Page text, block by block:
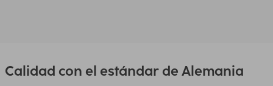
Calidad con el estándar de Alemania